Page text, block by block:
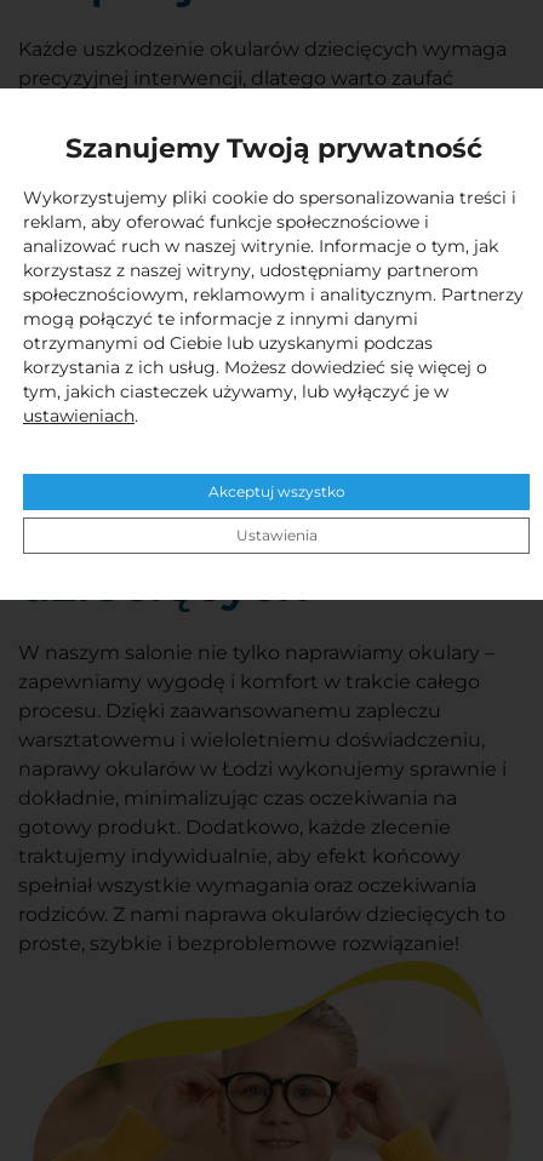
Każde uszkodzenie okularów dziecięcych wymaga
precyzyjnej interwencji, dlatego warto zaufać
zapewnia kompleksową pomoc, aby Twoje dziecko
mogło jak najszybciej wrócić do normalnego
funkcjonowania. Nasi specjaliści dokładnie analizują
każde uszkodzenie, dostosowując sposób naprawy
do indywidualnych potrzeb okularów, dzięki czemu
proces naprawy jest skuteczny i bezpieczny. Szybka
reakcja na problem z okularami to klucz do tego, by
dziecko mogło cieszyć się wygodą i pełną
sprawnością swoich okularów.
Wygodne i szybkie
naprawy okularów
dziecięcych
W naszym salonie nie tylko naprawiamy okulary –
zapewniamy wygodę i komfort w trakcie całego
procesu. Dzięki zaawansowanemu zapleczu
warsztatowemu i wieloletniemu doświadczeniu,
naprawy okularów w Łodzi wykonujemy sprawnie i
dokładnie, minimalizując czas oczekiwania na
gotowy produkt. Dodatkowo, każde zlecenie
traktujemy indywidualnie, aby efekt końcowy
spełniał wszystkie wymagania oraz oczekiwania
rodziców. Z nami naprawa okularów dziecięcych to
proste, szybkie i bezproblemowe rozwiązanie!
Szanujemy Twoją prywatność
Wykorzystujemy pliki cookie do spersonalizowania treści i
reklam, aby oferować funkcje społecznościowe i
analizować ruch w naszej witrynie. Informacje o tym, jak
korzystasz z naszej witryny, udostępniamy partnerom
społecznościowym, reklamowym i analitycznym. Partnerzy
mogą połączyć te informacje z innymi danymi
otrzymanymi od Ciebie lub uzyskanymi podczas
korzystania z ich usług. Możesz dowiedzieć się więcej o
tym, jakich ciasteczek używamy, lub wyłączyć je w
ustawieniach.
Akceptuj wszystko
Ustawienia